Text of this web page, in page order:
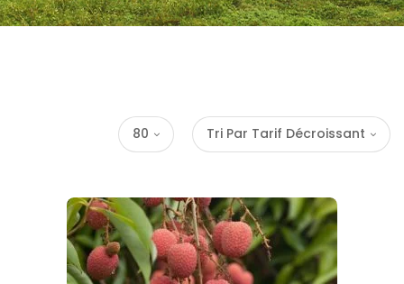
Tri Par Tarif Décroissant
80